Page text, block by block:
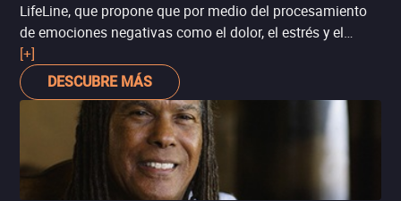
LifeLine, que propone que por medio del procesamiento
de emociones negativas como el dolor, el estrés y el
miedo en la mente subconsciente, el cuerpo puede
aprender a sanar. En este documental, parte de la serie
‘Heal Lessons’, Weissman habla sobre su técnica y
plantea el rol primordial de la mente sobre el cuerpo al
momento de sanar. Recuerda que si sufres de algún
padecimiento, lo primero es consultar a un médico.
[+]
DESCUBRE MÁS